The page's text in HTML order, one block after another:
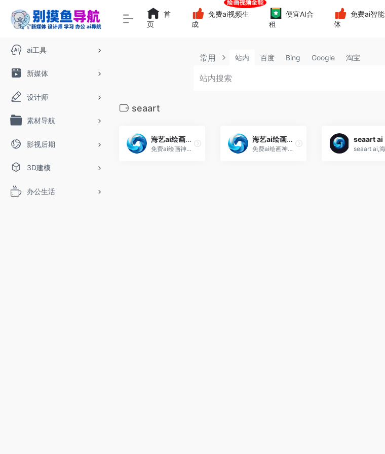
ai工具
新媒体
设计师
素材导航
影视后期
3D建模
办公生活
首
页
免费ai视频生
成
便宜AI合
租
免费ai智能
体
常用 站内 百度 Bing Google 淘宝
seaart
海艺ai绘画-免费绘画神器
免费ai绘画神器,ai图片增强,智能去背景,ai模特试衣,草稿成图,人物打光-海艺seaart ai
海艺ai绘画-免费绘画神器
免费ai绘画神器,ai图片增强,智能去背景,ai模特试衣,草稿成图,人物打光-海艺seaart ai
seaart ai